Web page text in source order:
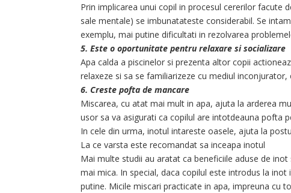
Prin implicarea unui copil in procesul cererilor facute
sale mentale) se imbunatateste considerabil. Se
exemplu, mai putine dificultati in rezolvarea
5. Este o oportunitate pentru relaxare si socializare
Apa calda a piscinelor si prezenta altor copii
relaxeze si sa se familiarizeze cu mediul
6. Creste pofta de mancare
Miscarea, cu atat mai mult in apa, ajuta la arderea
usor sa va asigurati ca copilul are intotdeauna pofta
In cele din urma, inotul intareste oasele, ajuta la
La ce varsta este recomandat sa inceapa inotul
Mai multe studii au aratat ca beneficiile aduse de
mai mica. In special, daca copilul este introdus la
putine. Micile miscari practicate in apa, impreuna cu